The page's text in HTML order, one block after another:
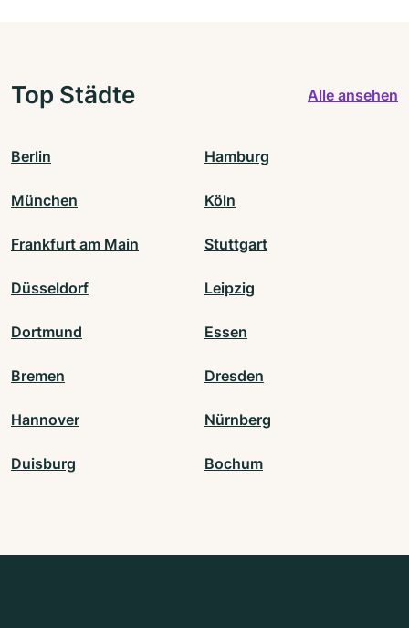
Top Städte Alle ansehen
Berlin Hamburg
München Köln
Frankfurt am Main Stuttgart
Düsseldorf Leipzig
Dortmund Essen
Bremen Dresden
Hannover Nürnberg
Duisburg Bochum